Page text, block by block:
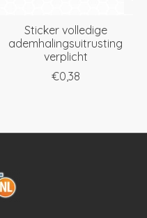
Sticker volledige
ademhalingsuitrusting
verplicht
€0,38